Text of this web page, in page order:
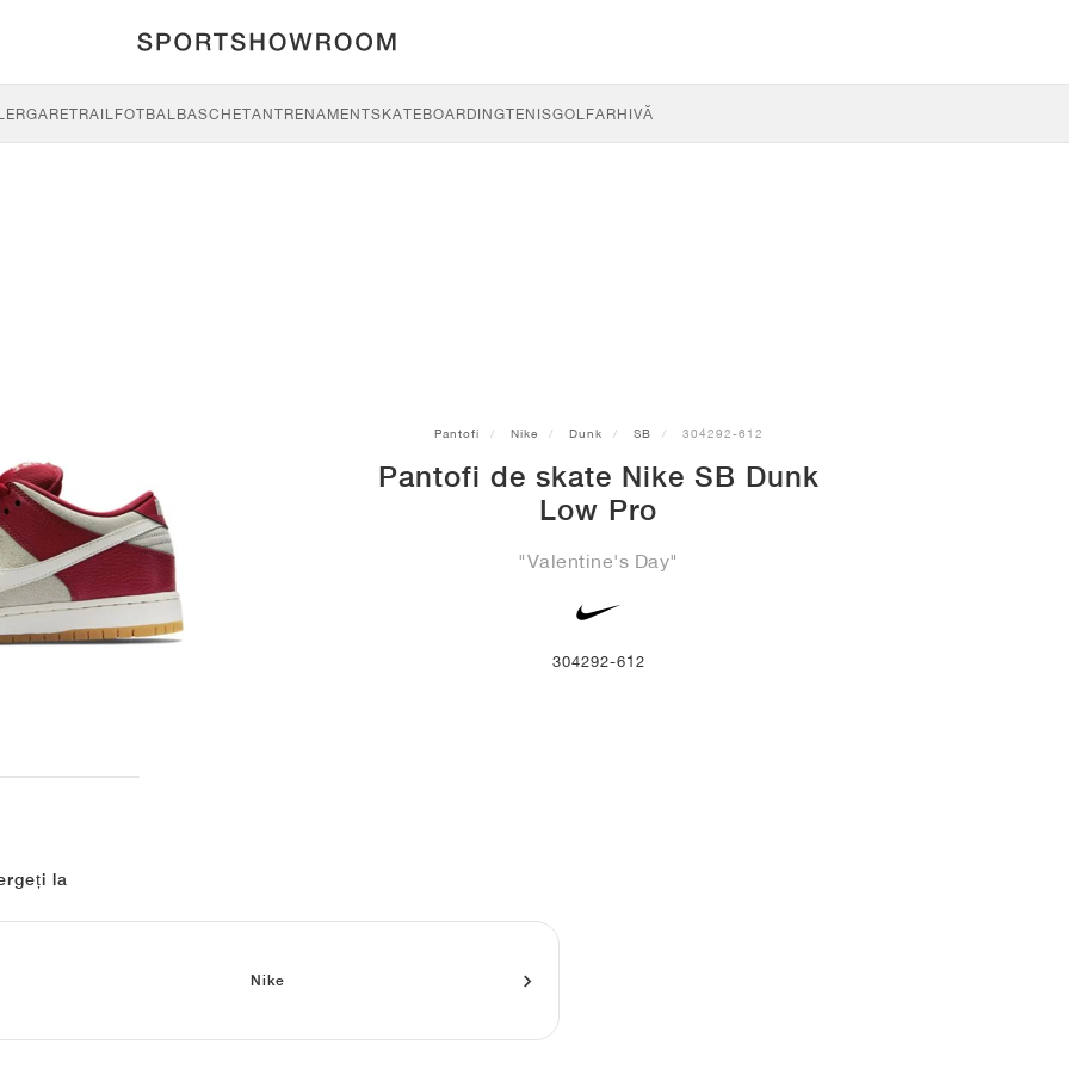
TRAILFOTBALBASCHETANTRENAMENTSKATEBOARDINGTENISGOLFARHIVĂ
Pantofi Nike Dunk SB 304292-612
Pantofi de skate Nike SB Dunk
Low Pro
"Valentine's Day"
304292-612
la
Nike